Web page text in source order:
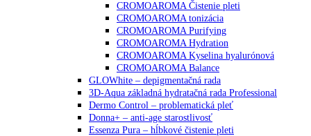
CROMOAROMA Čistenie pleti
CROMOAROMA tonizácia
CROMOAROMA Purifying
CROMOAROMA Hydration
CROMOAROMA Kyselina hyalurónová
CROMOAROMA Balance
GLOWhite – depigmentačná rada
3D-Aqua základná hydratačná rada Professional
Dermo Control – problematická pleť
Donna+ – anti-age starostlivosť
Essenza Pura – hĺbkové čistenie pleti